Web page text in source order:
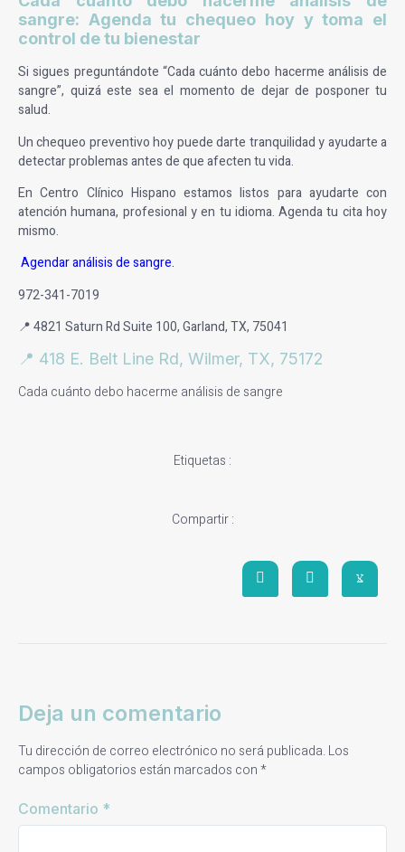
sangre: Agenda tu chequeo hoy y toma el
control de tu bienestar
Si sigues preguntándote “Cada cuánto debo hacerme análisis de
sangre”, quizá este sea el momento de dejar de posponer tu
salud.
Un chequeo preventivo hoy puede darte tranquilidad y ayudarte a
detectar problemas antes de que afecten tu vida.
En Centro Clínico Hispano estamos listos para ayudarte con
atención humana, profesional y en tu idioma. Agenda tu cita hoy
mismo.
Agendar análisis de sangre.
972-341-7019
📍 4821 Saturn Rd Suite 100, Garland, TX, 75041
📍 418 E. Belt Line Rd, Wilmer, TX, 75172
Cada cuánto debo hacerme análisis de sangre
Etiquetas :
Compartir :
Deja un comentario
Tu dirección de correo electrónico no será publicada. Los
campos obligatorios están marcados con*
Comentario *